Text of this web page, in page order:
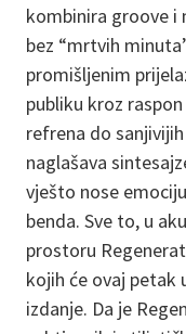
kombinira groove i
bez “mrtvih
promišljenim
publiku kroz
refrena do
naglašava
vješto nose
benda. Sve to, u
prostoru
kojih će ovaj petak
izdanje. Da je